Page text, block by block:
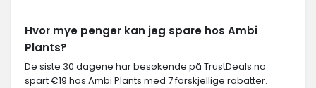
Hvor mye penger kan jeg spare hos Ambi
Plants?
De siste 30 dagene har besøkende på TrustDeals.no
spart €19 hos Ambi Plants med 7 forskjellige rabatter.